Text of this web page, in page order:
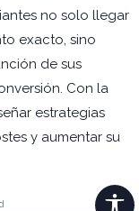
no solo llegar
exacto, sino
de sus
Con la
estrategias
y aumentar su